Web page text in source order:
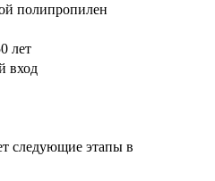
полипропилен
лет
вход
следующие этапы в